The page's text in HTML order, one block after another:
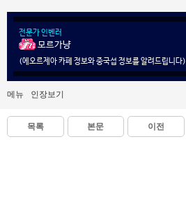
전문가 인벤러
모르가냥
(에오르제아 카페 정보와 중국섭 정보를 알려드립니다)
메뉴 인장보기
목록 본문 이전